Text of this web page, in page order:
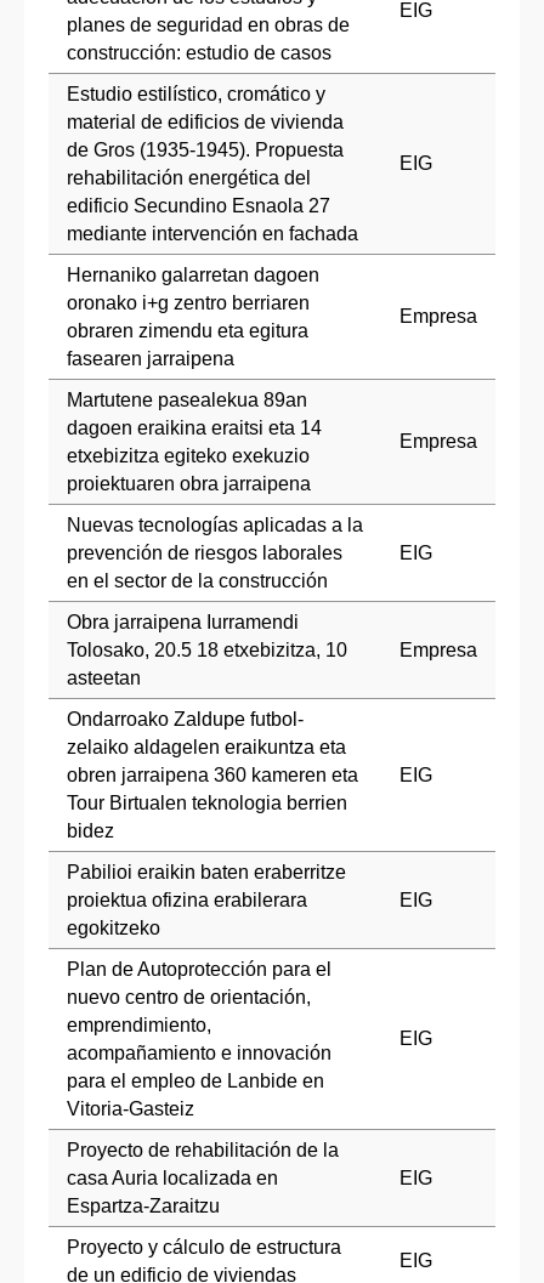
planes de seguridad en obras de
construcción: estudio de casos
EIG
Estudio estilístico, cromático y
material de edificios de vivienda
de Gros (1935-1945). Propuesta
rehabilitación energética del
edificio Secundino Esnaola 27
mediante intervención en fachada
EIG
Hernaniko galarretan dagoen
oronako i+g zentro berriaren
obraren zimendu eta egitura
fasearen jarraipena
Empresa
Martutene pasealekua 89an
dagoen eraikina eraitsi eta 14
etxebizitza egiteko exekuzio
proiektuaren obra jarraipena
Empresa
Nuevas tecnologías aplicadas a la
prevención de riesgos laborales
en el sector de la construcción
EIG
Obra jarraipena Iurramendi
Tolosako, 20.5 18 etxebizitza, 10
asteetan
Empresa
Ondarroako Zaldupe futbol-
zelaiko aldagelen eraikuntza eta
obren jarraipena 360 kameren eta
Tour Birtualen teknologia berrien
bidez
EIG
Pabilioi eraikin baten eraberritze
proiektua ofizina erabilerara
egokitzeko
EIG
Plan de Autoprotección para el
nuevo centro de orientación,
emprendimiento,
acompañamiento e innovación
para el empleo de Lanbide en
Vitoria-Gasteiz
EIG
Proyecto de rehabilitación de la
casa Auria localizada en
Espartza-Zaraitzu
EIG
Proyecto y cálculo de estructura
de un edificio de viviendas
EIG